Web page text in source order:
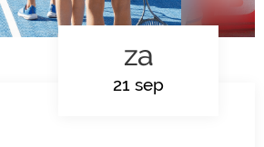
za
21 sep